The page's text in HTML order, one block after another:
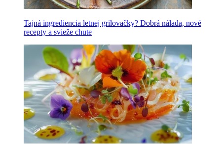
Tajná ingrediencia letnej grilovačky? Dobrá nálada, nové
recepty a svieže chute